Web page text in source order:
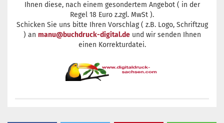
Ihnen diese, nach einem gesondertem Angebot ( in der
Regel 18 Euro z.zgl. MwSt ).
Schicken Sie uns bitte Ihren Vorschlag ( z.B. Logo, Schriftzug
) an manu@buchdruck-digital.deund wir senden Ihnen
einen Korrekturdatei.